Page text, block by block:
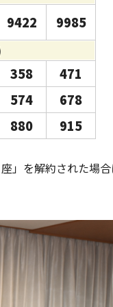
9422 9985
358
471
574
678
880 915
」を解約された場